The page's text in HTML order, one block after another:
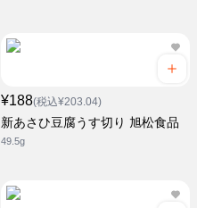
¥188(税込¥203.04)
新あさひ豆腐うす切り 旭松食品
49.5g